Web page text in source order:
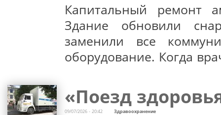
Капитальный ремонт
Здание обновили
заменили все
оборудование. Когда
«Поезд
09/07/2026 - 20:42 Здравоохранение